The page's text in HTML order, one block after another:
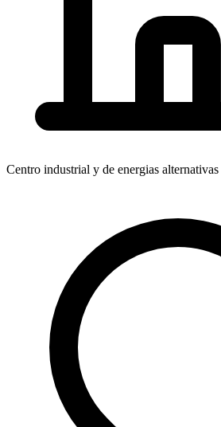
Centro industrial y de energias alternativas